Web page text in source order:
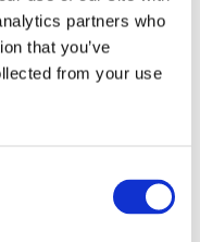
partners who
that you’ve
from your use